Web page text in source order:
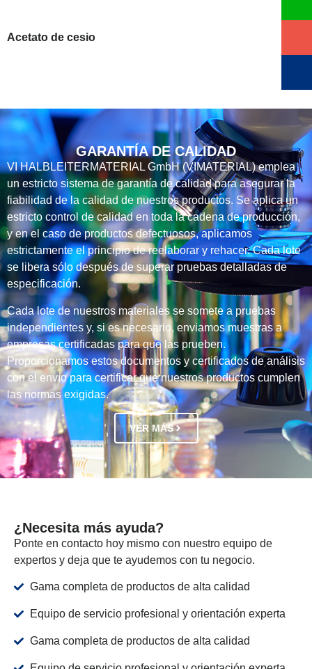
Acetato de cesio
GARANTÍA DE CALIDAD
VI HALBLEITERMATERIAL GmbH (VIMATERIAL) emplea
un estricto sistema de garantía de calidad para asegurar la
fiabilidad de la calidad de nuestros productos. Se aplica un
estricto control de calidad en toda la cadena de producción,
y en el caso de productos defectuosos, aplicamos
estrictamente el principio de reelaborar y rehacer. Cada lote
se libera sólo después de superar pruebas detalladas de
especificación.
Cada lote de nuestros materiales se somete a pruebas
independientes y, si es necesario, enviamos muestras a
empresas certificadas para que las prueben.
Proporcionamos estos documentos y certificados de análisis
con el envío para certificar que nuestros productos cumplen
las normas exigidas.
VER MÁS
¿Necesita más ayuda?
Ponte en contacto hoy mismo con nuestro equipo de
expertos y deja que te ayudemos con tu negocio.
Gama completa de productos de alta calidad
Equipo de servicio profesional y orientación experta
Gama completa de productos de alta calidad